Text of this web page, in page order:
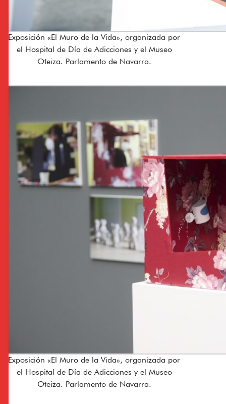
Exposición «El Muro de la Vida», organizada por
el Hospital de Día de Adicciones y el Museo
Oteiza. Parlamento de Navarra.
Exposición «El Muro de la Vida», organizada por
el Hospital de Día de Adicciones y el Museo
Oteiza. Parlamento de Navarra.